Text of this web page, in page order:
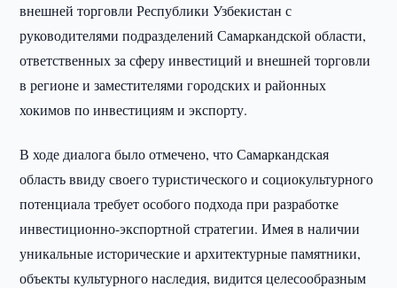
внешней торговли Республики Узбекистан с
руководителями подразделений Самаркандской области,
ответственных за сферу инвестиций и внешней торговли
в регионе и заместителями городских и районных
хокимов по инвестициям и экспорту.
В ходе диалога было отмечено, что Самаркандская
область ввиду своего туристического и социокультурного
потенциала требует особого подхода при разработке
инвестиционно-экспортной стратегии. Имея в наличии
уникальные исторические и архитектурные памятники,
объекты культурного наследия, видится целесообразным